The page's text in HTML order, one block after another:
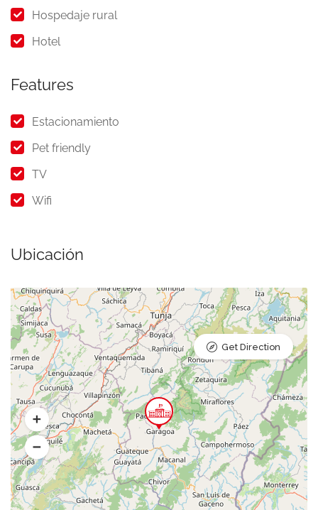
Hospedaje rural
Hotel
Features
Estacionamiento
Pet friendly
TV
Wifi
Ubicación
Get Direction